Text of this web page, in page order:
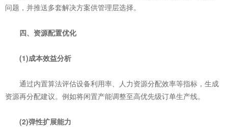
问题，并推送多套解决方案供管理层选择。
四、资源配置优化
(1)‌成本效益分析‌
通过内置算法评估设备利用率、人力资源分配效率等指标，生成
资源再分配建议。例如将闲置产能调整至高优先级订单生产线。
(2)‌弹性扩展能力‌